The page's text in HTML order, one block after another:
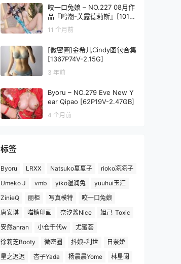
咬一口兔娘 – NO.227 08月作
品『鸣潮-芙露德莉斯』[101P
2V-1.98GB]
11 个月前
[微密圈]金希儿Cindy图包合集
[1367P74V-2.15G]
3 年前
Byoru – NO.279 Eve New Y
ear Qipao [62P19V-2.47GB]
4 个月前
标签
Byoru LRXX Natsuko夏夏子
rioko凉凉子
Umeko J
vmb yiko湿润兔
yuuhui玉汇
ZinieQ
丽柜 写真模特
咬一口兔娘
唐安琪
喵糖印画 奈汐酱Nice
妲己_Toxic
安然anran
小仓千代w
尤蜜荟
徐莉芝Booty
微密圈 抖娘-利世
日奈娇
星之迟迟
杏子Yada 杨晨晨Yome
林星阑